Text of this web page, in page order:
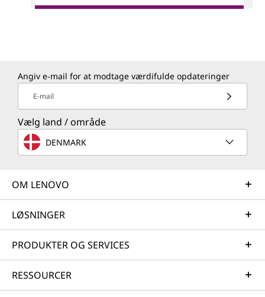
Angiv e-mail for at modtage værdifulde opdateringer
E-mail
Vælg land / område
DENMARK
OM LENOVO
LØSNINGER
PRODUKTER OG SERVICES
RESSOURCER